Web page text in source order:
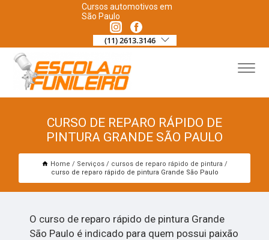
Cursos automotivos em
São Paulo
(11) 2613.3146
CURSO DE REPARO RÁPIDO DE
PINTURA GRANDE SÃO PAULO
Home Serviços
cursos de reparo rápido de pintura
curso de reparo rápido de pintura Grande São Paulo
O curso de reparo rápido de pintura Grande
São Paulo é indicado para quem possui paixão